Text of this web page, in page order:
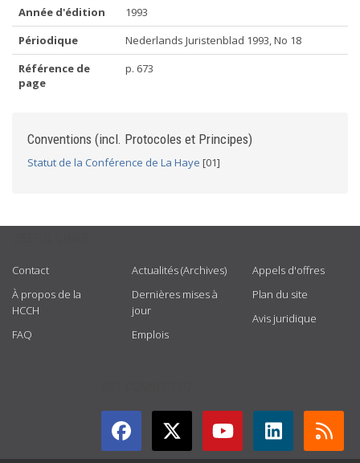
Année d'édition
1993
Périodique
Nederlands Juristenblad 1993, No 18
Référence de
page
p. 673
Conventions (incl. Protocoles et Principes)
Statut de la Conférence de La Haye [01]
Contact
À propos de la
HCCH
FAQ
Actualités (Archives)
Dernières mises à
jour
Emplois
Appels d'offres
Plan du site
Avis juridique